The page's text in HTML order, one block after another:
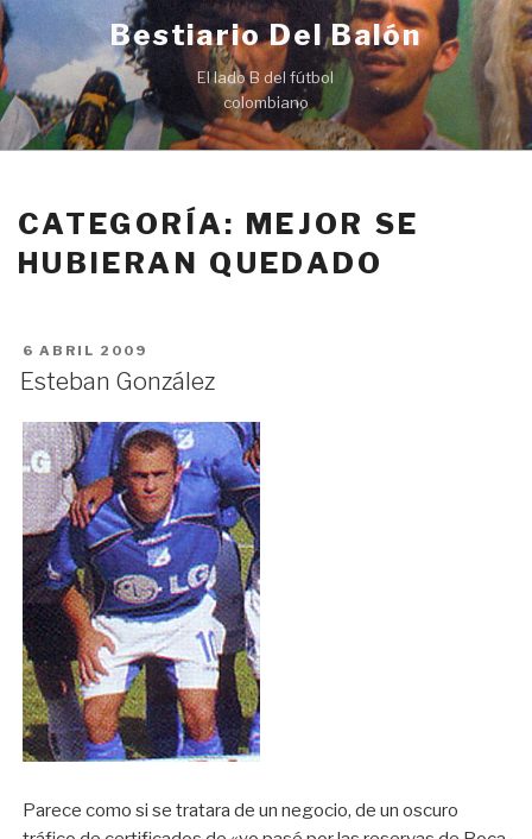
Ir
al
contenido
Bestiario Del Balón
El lado B del fútbol
colombiano
CATEGORÍA: MEJOR SE
HUBIERAN QUEDADO
PUBLICADO
EN
6 ABRIL 2009
Esteban González
Parece como si se tratara de un negocio, de un oscuro